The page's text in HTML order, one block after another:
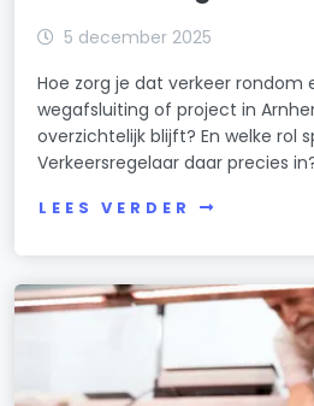
5 december 2025
Hoe zorg je dat verkeer rondom
wegafsluiting of project in
overzichtelijk blijft? En welke rol
Verkeersregelaar daar precies
LEES VERDER